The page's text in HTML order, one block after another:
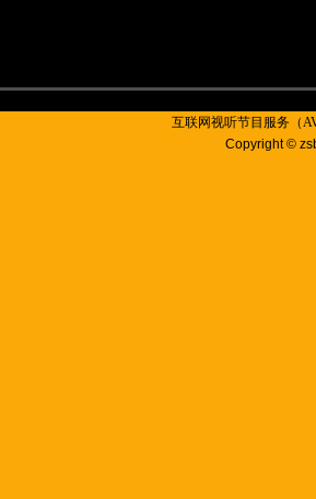
互联网视听节目服务（
Copyright ©